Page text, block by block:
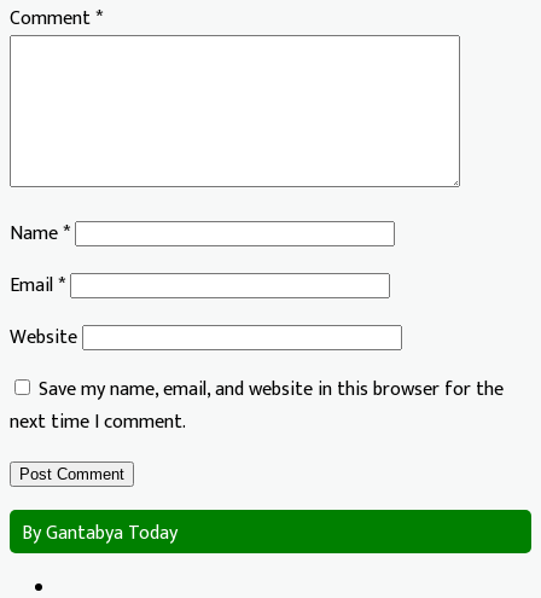
Comment*
Name*
Email*
Website
Save my name, email, and website in this browser for the
next time I comment.
By Gantabya Today